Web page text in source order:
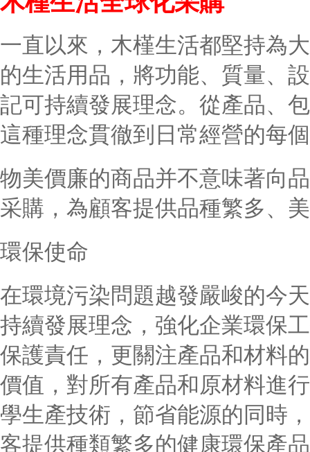
一直以來，木槿生活都堅持為
的生活用品，將功能、質量、
記可持續發展理念。從產品、
這種理念貫徹到日常經營的每
物美價廉的商品并不意味著向
采購，為顧客提供品種繁多、
環保使命
在環境污染問題越發嚴峻的今
持續發展理念，強化企業環保
保護責任，更關注產品和材料
價值，對所有產品和原材料進
學生產技術，節省能源的同時
客提供種類繁多的健康環保產